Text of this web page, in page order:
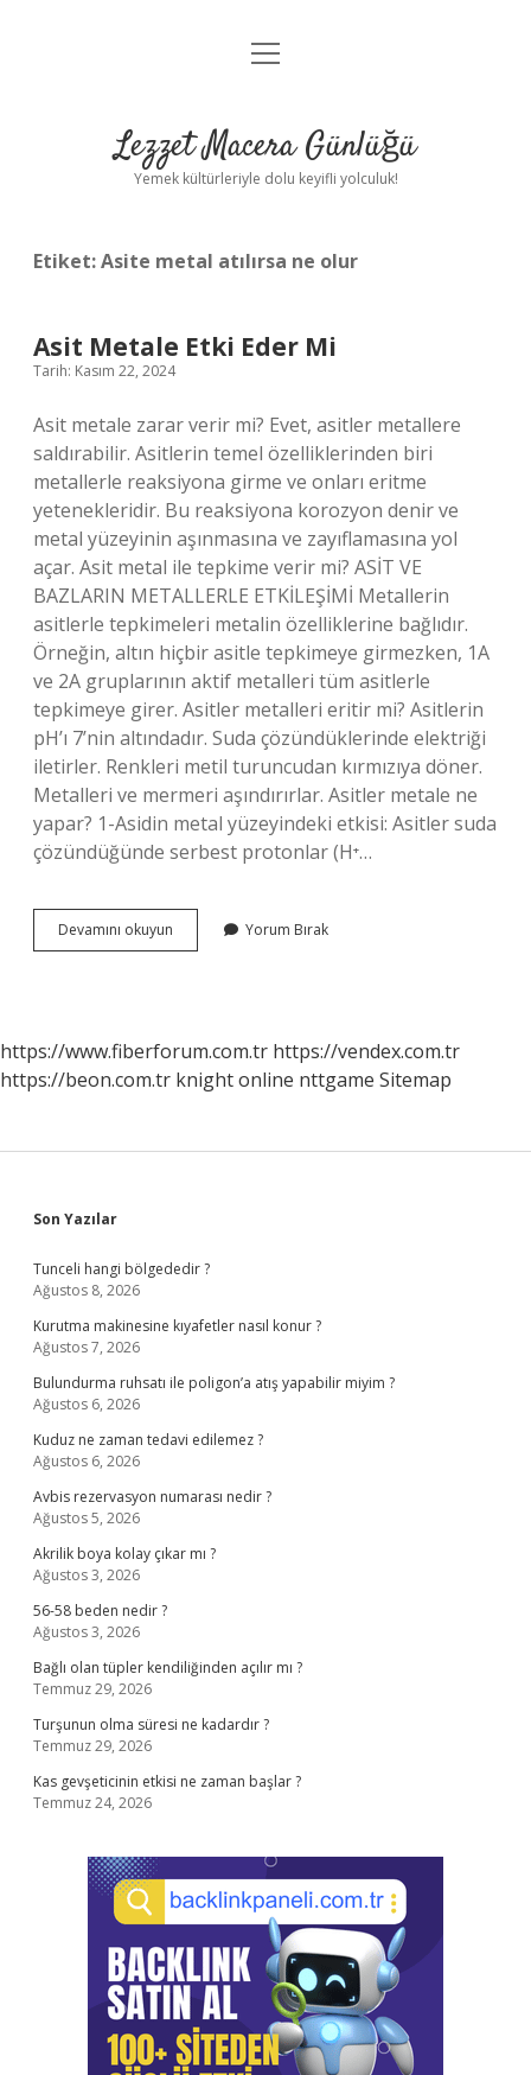
Anasayfa
Yasal Uyarı
menüyü
Lezzet Macera Günlüğü
Yemek kültürleriyle dolu keyifli yolculuk!
Etiket:Asite metal atılırsa ne olur
Asit Metale Etki Eder Mi
Tarih: Kasım 22, 2024
Asit metale zarar verir mi? Evet, asitler metallere
saldırabilir. Asitlerin temel özelliklerinden biri
metallerle reaksiyona girme ve onları eritme
yetenekleridir. Bu reaksiyona korozyon denir ve
metal yüzeyinin aşınmasına ve zayıflamasına yol
açar. Asit metal ile tepkime verir mi? ASİT VE
BAZLARIN METALLERLE ETKİLEŞİMİ Metallerin
asitlerle tepkimeleri metalin özelliklerine bağlıdır.
Örneğin, altın hiçbir asitle tepkimeye girmezken, 1A
ve 2A gruplarının aktif metalleri tüm asitlerle
tepkimeye girer. Asitler metalleri eritir mi? Asitlerin
pH’ı 7’nin altındadır. Suda çözündüklerinde elektriği
iletirler. Renkleri metil turuncudan kırmızıya döner.
Metalleri ve mermeri aşındırırlar. Asitler metale ne
yapar? 1-Asidin metal yüzeyindeki etkisi: Asitler suda
çözündüğünde serbest protonlar (H⁺…
Devamını okuyun
Metale
Yorum Bırak
https://www.fiberforum.com.tr https://vendex.com.tr
https://beon.com.tr knight online nttgame Sitemap
Sidebar
Son Yazılar
Tunceli hangi bölgededir ?
Ağustos 8, 2026
Kurutma makinesine kıyafetler nasıl konur ?
Ağustos 7, 2026
Bulundurma ruhsatı ile poligon’a atış yapabilir miyim ?
Ağustos 6, 2026
Kuduz ne zaman tedavi edilemez ?
Ağustos 6, 2026
Avbis rezervasyon numarası nedir ?
Ağustos 5, 2026
Akrilik boya kolay çıkar mı ?
Ağustos 3, 2026
56-58 beden nedir ?
Ağustos 3, 2026
Bağlı olan tüpler kendiliğinden açılır mı ?
Temmuz 29, 2026
Turşunun olma süresi ne kadardır ?
Temmuz 29, 2026
Kas gevşeticinin etkisi ne zaman başlar ?
Temmuz 24, 2026